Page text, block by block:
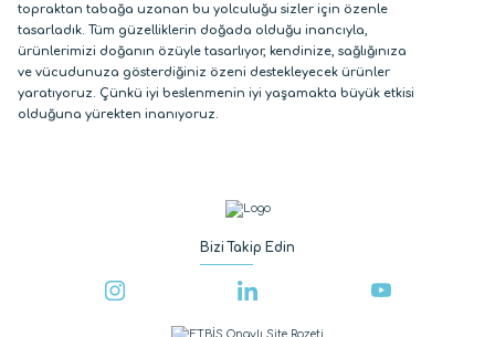
topraktan tabağa uzanan bu yolculuğu sizler için özenle
tasarladık. Tüm güzelliklerin doğada olduğu inancıyla,
ürünlerimizi doğanın özüyle tasarlıyor, kendinize, sağlığınıza
ve vücudunuza gösterdiğiniz özeni destekleyecek ürünler
yaratıyoruz. Çünkü iyi beslenmenin iyi yaşamakta büyük etkisi
olduğuna yürekten inanıyoruz.
Bizi Takip Edin